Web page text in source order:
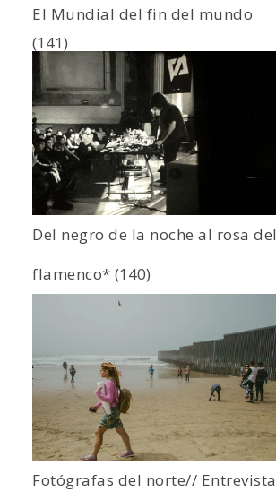
El Mundial del fin del mundo
(141)
Del negro de la noche al rosa del
flamenco* (140)
Fotógrafas del norte// Entrevista